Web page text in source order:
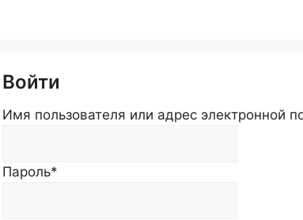
Войти
Имя пользователя или адрес электронной
Пароль*